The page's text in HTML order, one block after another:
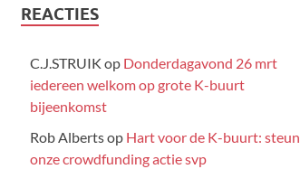
REACTIES
C.J.STRUIK op Donderdagavond 26 mrt
iedereen welkom op grote K-buurt
bijeenkomst
Rob Albertsop Hart voor de K-buurt: steun
onze crowdfunding actie svp